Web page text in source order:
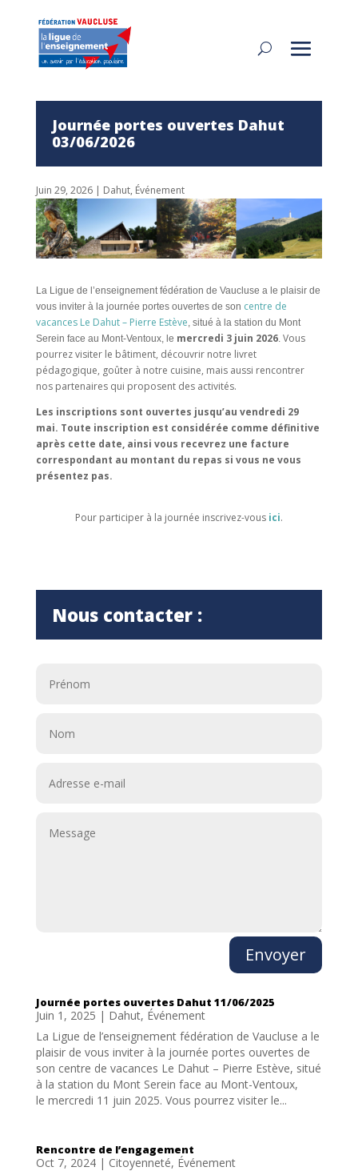
Journée portes ouvertes Dahut
03/06/2026
Juin 29, 2026| Dahut, Événement
La Ligue de l’enseignement fédération de Vaucluse a le plaisir de
vous inviter à la journée portes ouvertes de son centre de
vacances Le Dahut – Pierre Estève , situé à la station du Mont
Serein face au Mont-Ventoux, le mercredi 3 juin 2026.Vous
pourrez visiter le bâtiment, découvrir notre livret
pédagogique, goûter à notre cuisine, mais aussi rencontrer
nos partenaires qui proposent des activités.
Les inscriptions sont ouvertes jusqu’au vendredi 29
mai. Toute inscription est considérée comme définitive
après cette date, ainsi vous recevrez une facture
correspondant au montant du repas si vous ne vous
présentez pas.
Pour participer à la journée inscrivez-vous ici.
Nous contacter :
Envoyer
Journée portes ouvertes Dahut 11/06/2025
Juin 1, 2025 | Dahut, Événement
La Ligue de l’enseignement fédération de Vaucluse a le
plaisir de vous inviter à la journée portes ouvertes de
son centre de vacances Le Dahut – Pierre Estève, situé
à la station du Mont Serein face au Mont-Ventoux,
le mercredi 11 juin 2025. Vous pourrez visiter le...
Rencontre de l’engagement
Oct 7, 2024| Citoyenneté, Événement